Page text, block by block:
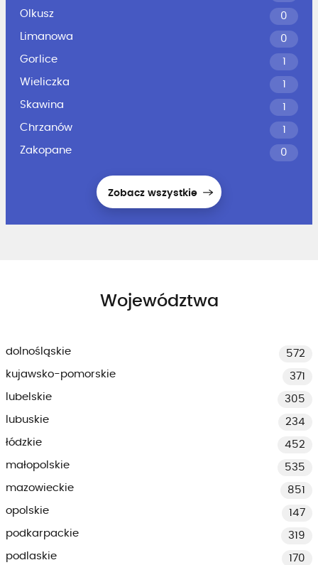
Olkusz
0
Limanowa
0
Gorlice
1
Wieliczka
1
Skawina
1
Chrzanów
1
Zakopane
0
Zobacz wszystkie
Województwa
dolnośląskie
572
kujawsko-pomorskie
371
lubelskie
305
lubuskie
234
łódzkie
452
małopolskie
535
mazowieckie
851
opolskie
147
podkarpackie
319
podlaskie
170